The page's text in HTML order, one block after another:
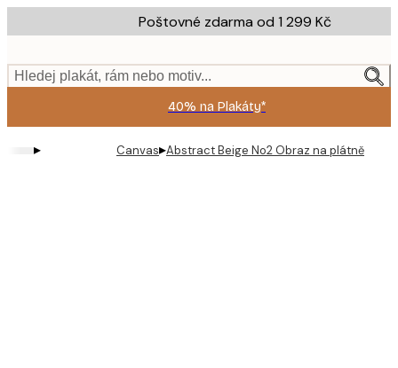
to
content.
Poštovné zdarma od 1 299 Kč
Hledej plakát, rám nebo motiv...
40% na Plakáty*
▸ Canvas▸Abstract Beige No2 Obraz na plátně